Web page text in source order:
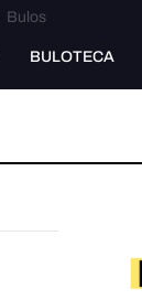
Bulos
BULOTECA